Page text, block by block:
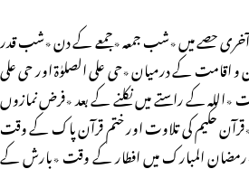
آخری حصے میں ٭شب جمعہ ٭جمعے کے دن ٭شب قدر
کے درمیان ٭حی علی الصلوٰۃ اور حی علی
کے راستے میں نکلنے کے بعد ٭فرض نمازوں
حکیم کی تلاوت اور ختم قرآن پاک کے وقت
٭رمضان المبارک میں افطار کے وقت ٭بارش کے